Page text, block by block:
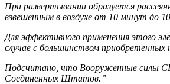
При развертывании образуется
взвешенным в воздухе от 10 минут до
Для эффективного применения этого
случае с большинством
Подсчитано, что Вооруженные силы
Соединенных Штатов.”